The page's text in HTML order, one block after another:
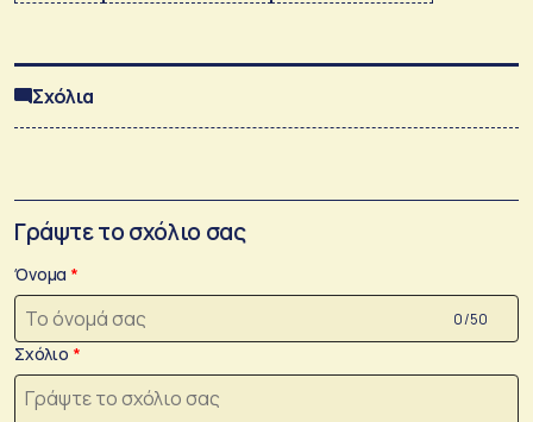
Σχόλια
Γράψτε το σχόλιο σας
Όνομα
0 /50
Σχόλιο